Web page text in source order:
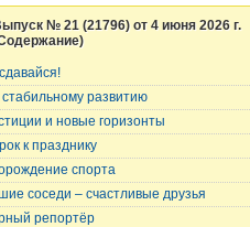
№ 21 (21796) от 4 июня 2026 г.
стабильному развитию
и новые горизонты
к празднику
спорта
соседи – счастливые друзья
репортёр